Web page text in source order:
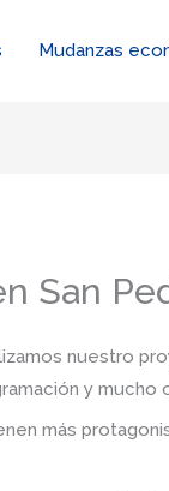
Mudanzas
San
nuestro
y mucho
más